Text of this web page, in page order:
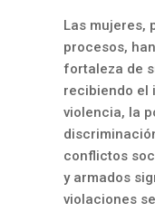
Las mujeres,
procesos,
fortaleza de
recibiendo el
violencia, la
conflictos
y armados
violaciones